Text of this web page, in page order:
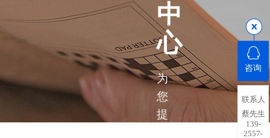
中
心
为
您
提
咨询
联系人
蔡先生
139-
2557-